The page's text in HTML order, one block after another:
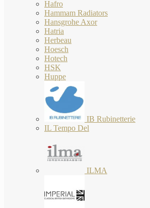
Hafro
Hammam Radiators
Hansgrohe Axor
Hatria
Herbeau
Hoesch
Hotech
HSK
Huppe
IB Rubinetterie
IL Tempo Del
ILMA